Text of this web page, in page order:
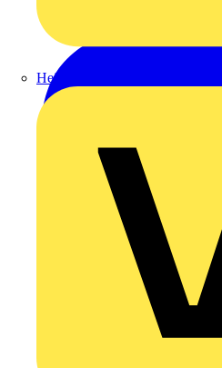
Heinrich Häusler GmbH